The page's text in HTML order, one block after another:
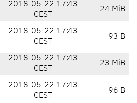
2018-05-22 17:43
CEST
24 MiB
2018-05-22 17:43
CEST
93 B
2018-05-22 17:43
CEST
23 MiB
2018-05-22 17:43
CEST
96 B